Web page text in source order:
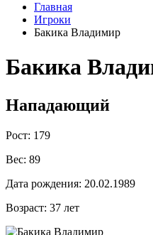
Главная
Игроки
Бакика Владимир
Бакика
Нападающий
Рост: 179
Вес: 89
Дата рождения: 20.02.1989
Возраст: 37 лет